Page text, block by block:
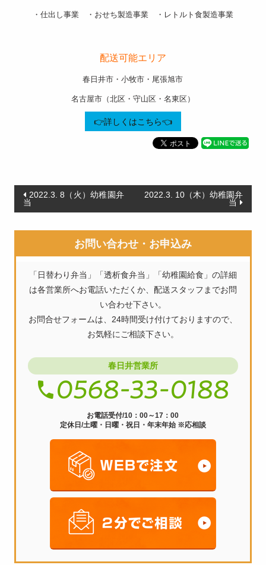
・仕出し事業 ・おせち製造事業 ・レトルト食製造事業
配送可能エリア
春日井市・小牧市・尾張旭市
名古屋市（北区・守山区・名東区）
👉詳しくはこちら👈
投
稿
ビ
ゲ
シ
ン
2022.3. 8（火）幼稚園弁
当
2022.3. 10（木）幼稚園弁
当
お問い合わせ・お申込み
「日替わり弁当」「透析食弁当」「幼稚園給食」の詳細
は各営業所へお電話いただくか、配送スタッフまでお問
い合わせ下さい。
お問合せフォームは、24時間受け付けておりますので、
お気軽にご相談下さい。
春日井営業所
お電話受付/10：00～17：00
定休日/土曜・日曜・祝日・年末年始 ※応相談